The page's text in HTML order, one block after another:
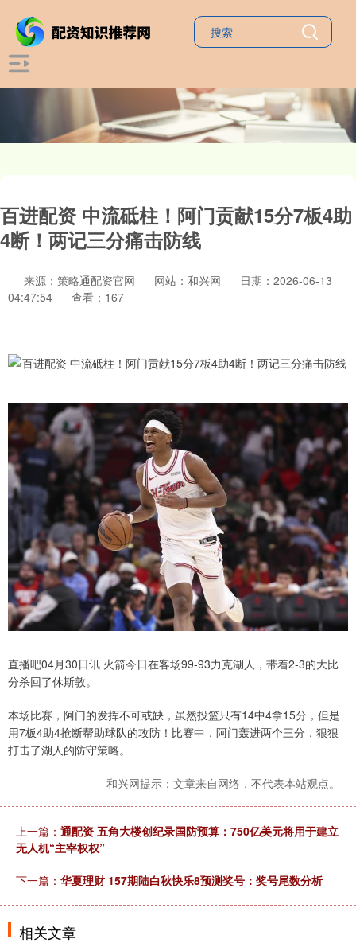
百进配资 中流砥柱！阿门贡献15分7板4助
4断！两记三分痛击防线
来源：策略通配资官网 网站：和兴网
日期：2026-06-13
04:47:54
查看：167
直播吧04月30日讯 火箭今日在客场99-93力克湖人，带着2-3的大比
分杀回了休斯敦。
本场比赛，阿门的发挥不可或缺，虽然投篮只有14中4拿15分，但是
用7板4助4抢断帮助球队的攻防！比赛中，阿门轰进两个三分，狠狠
打击了湖人的防守策略。
和兴网提示：文章来自网络，不代表本站观点。
上一篇： 通配资 五角大楼创纪录国防预算：750亿美元将用于建立
无人机“主宰权权”
下一篇： 华夏理财 157期陆白秋快乐8预测奖号：奖号尾数分析
相关文章